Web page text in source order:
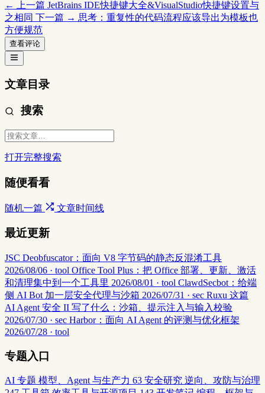
← 上一篇 JetBrains IDE快捷键大全&VisualStudio快捷键设置与
之相同 下一篇 → 思考：重复性的代码流程应该导出为模板也
方便规范
查看评论
文章目录
搜索
打开完整搜索
随便看看
随机一篇 文章时间线
最近更新
JSC Deobfuscator：面向 V8 字节码的静态反混淆工具
2026/08/06 · tool Office Tool Plus：把 Office 部署、更新、激活
和清理集中到一个工具里 2026/08/01 · tool ClawdSecbot：给端
侧 AI Bot 加一层安全代理与沙箱 2026/07/31 · sec Ruxu 这篇
AI Agent 安全 II 写了什么：沙箱、提示注入与输入校验
2026/07/30 · sec Harbor：面向 AI Agent 的评测与优化框架
2026/07/28 · tool
专题入口
AI 专题 模型、Agent 与生产力 63 安全研究 逆向、攻防与治理